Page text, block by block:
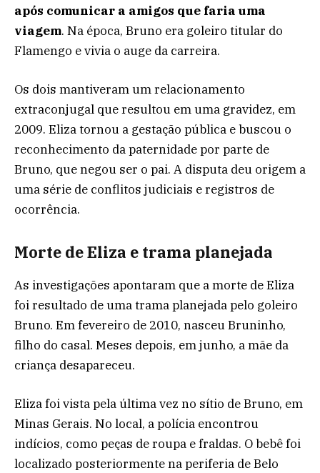
após comunicar a amigos que faria uma
viagem. Na época, Bruno era goleiro titular do
Flamengo e vivia o auge da carreira.
Os dois mantiveram um relacionamento
extraconjugal que resultou em uma gravidez, em
2009. Eliza tornou a gestação pública e buscou o
reconhecimento da paternidade por parte de
Bruno, que negou ser o pai. A disputa deu origem a
uma série de conflitos judiciais e registros de
ocorrência.
Morte de Eliza e trama planejada
As investigações apontaram que a morte de Eliza
foi resultado de uma trama planejada pelo goleiro
Bruno. Em fevereiro de 2010, nasceu Bruninho,
filho do casal. Meses depois, em junho, a mãe da
criança desapareceu.
Eliza foi vista pela última vez no sítio de Bruno, em
Minas Gerais. No local, a polícia encontrou
indícios, como peças de roupa e fraldas. O bebê foi
localizado posteriormente na periferia de Belo